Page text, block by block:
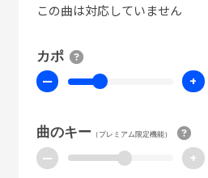
この曲は対応していません
カポ
ー +
曲のキー（プレミアム限定機能）
ー +